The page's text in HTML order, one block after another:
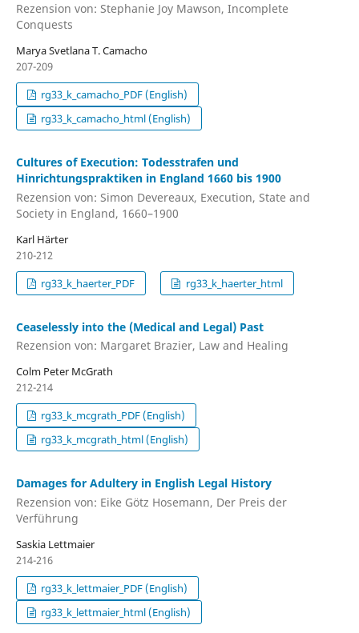
Rezension von: Stephanie Joy Mawson, Incomplete
Conquests
Marya Svetlana T. Camacho
207-209
rg33_k_camacho_PDF (English)
rg33_k_camacho_html (English)
Cultures of Execution: Todesstrafen und
Hinrichtungspraktiken in England 1660 bis 1900
Rezension von: Simon Devereaux, Execution, State and
Society in England, 1660–1900
Karl Härter
210-212
rg33_k_haerter_PDF
rg33_k_haerter_html
Ceaselessly into the (Medical and Legal) Past
Rezension von: Margaret Brazier, Law and Healing
Colm Peter McGrath
212-214
rg33_k_mcgrath_PDF (English)
rg33_k_mcgrath_html (English)
Damages for Adultery in English Legal History
Rezension von: Eike Götz Hosemann, Der Preis der
Verführung
Saskia Lettmaier
214-216
rg33_k_lettmaier_PDF (English)
rg33_k_lettmaier_html (English)